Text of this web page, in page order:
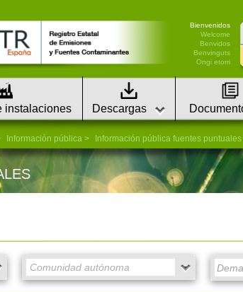
Bienvenidos
Welcome
Benvidos
Benvinguts
Ongi etorri
instalaciones Descargas
Información pública Información pública fuentes puntuales